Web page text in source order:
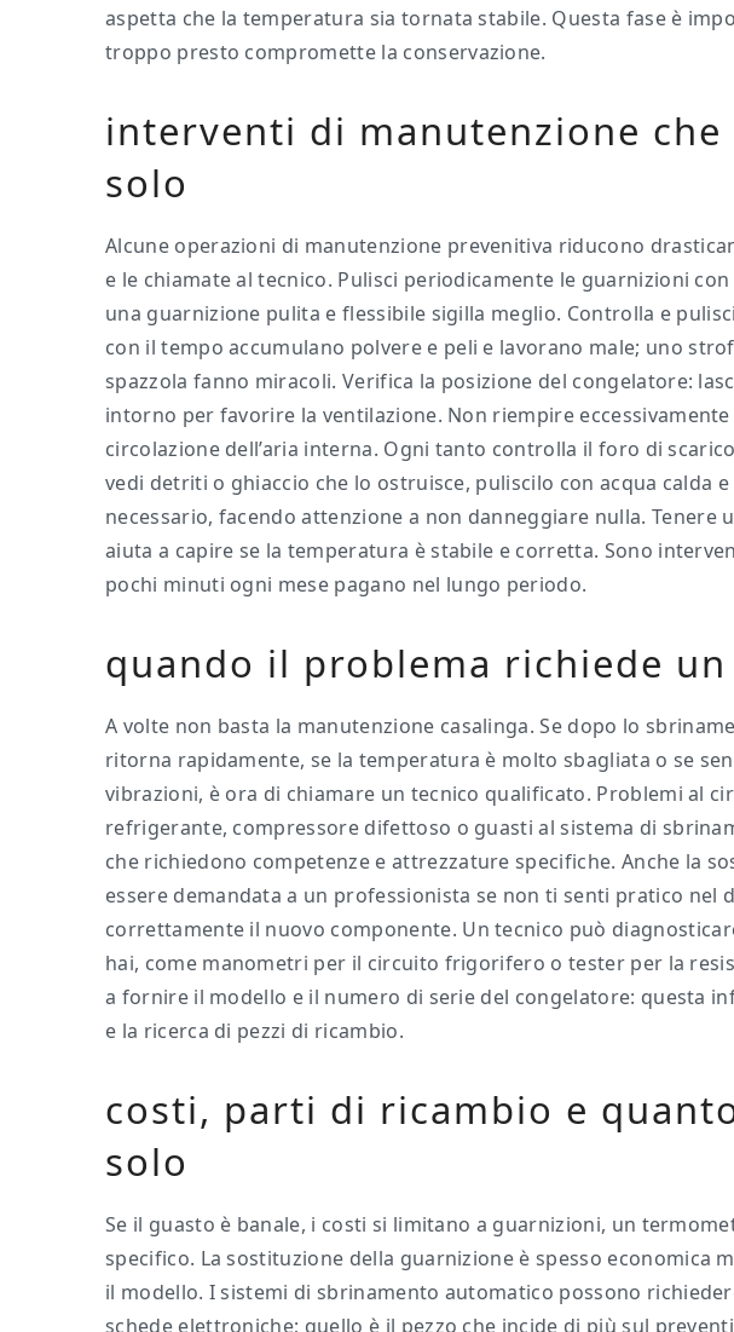
aspetta che la temperatura sia tornata stabile. Questa fase è
troppo presto compromette la conservazione.
interventi di manutenzione che
solo
Alcune operazioni di manutenzione prevenitiva riducono
e le chiamate al tecnico. Pulisci periodicamente le guarnizioni
una guarnizione pulita e flessibile sigilla meglio. Controlla e
con il tempo accumulano polvere e peli e lavorano male; uno
spazzola fanno miracoli. Verifica la posizione del congelatore:
intorno per favorire la ventilazione. Non riempire
circolazione dell’aria interna. Ogni tanto controlla il foro di
vedi detriti o ghiaccio che lo ostruisce, puliscilo con acqua calda
necessario, facendo attenzione a non danneggiare nulla.
aiuta a capire se la temperatura è stabile e corretta. Sono
pochi minuti ogni mese pagano nel lungo periodo.
quando il problema richiede
A volte non basta la manutenzione casalinga. Se dopo lo
ritorna rapidamente, se la temperatura è molto sbagliata o se
vibrazioni, è ora di chiamare un tecnico qualificato. Problemi al
refrigerante, compressore difettoso o guasti al sistema di
che richiedono competenze e attrezzature specifiche. Anche la
essere demandata a un professionista se non ti senti pratico nel
correttamente il nuovo componente. Un tecnico può
hai, come manometri per il circuito frigorifero o tester per la
a fornire il modello e il numero di serie del congelatore: questa
e la ricerca di pezzi di ricambio.
costi, parti di ricambio e
solo
Se il guasto è banale, i costi si limitano a guarnizioni, un
specifico. La sostituzione della guarnizione è spesso economica
il modello. I sistemi di sbrinamento automatico possono
schede elettroniche; quello è il pezzo che incide di più sul